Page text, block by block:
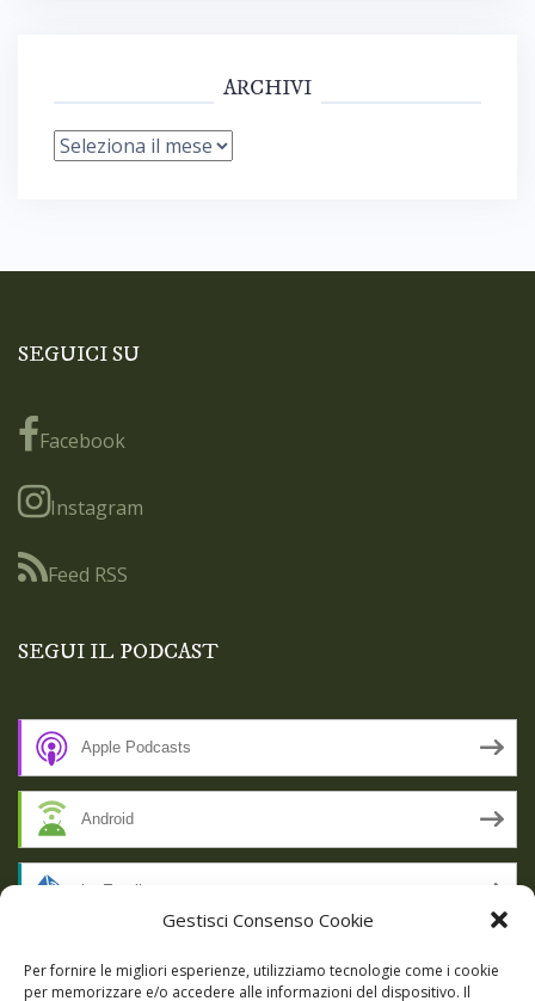
Gestisci Consenso Cookie
Per fornire le migliori esperienze, utilizziamo tecnologie come i cookie
per memorizzare e/o accedere alle informazioni del dispositivo. Il
ARCHIVI
Archivi
SEGUICI SU
Facebook
Instagram
Feed RSS
SEGUI IL PODCAST
Apple Podcasts
Android
by Email
RSS